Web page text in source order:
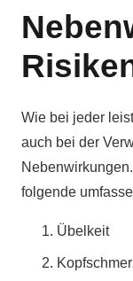
Wie bei jeder
auch bei der
folgende
Übelkeit